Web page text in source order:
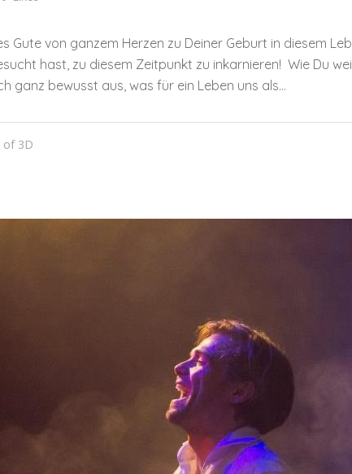
Gute von ganzem Herzen zu Deiner Geburt in diesem
hast, zu diesem Zeitpunkt zu inkarnieren! Wie Du
ganz bewusst aus, was für ein Leben uns als...
of 3D